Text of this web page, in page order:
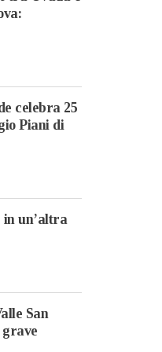
celebra 25
Piani di
in un’altra
San
grave